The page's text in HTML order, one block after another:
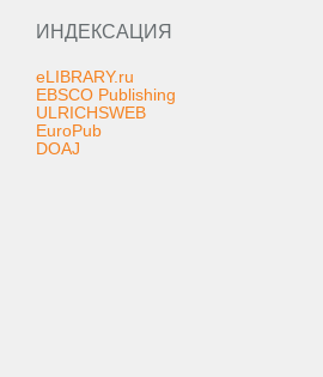
ИНДЕКСАЦИЯ
eLIBRARY.ru
EBSCO Publishing
ULRICHSWEB
EuroPub
DOAJ